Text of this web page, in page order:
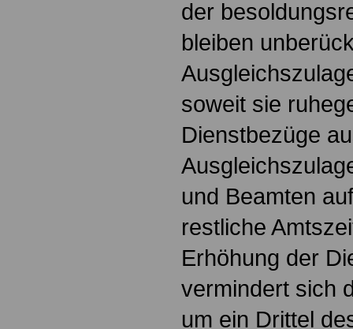
der
bleiben
soweit sie
Dienstbezüge
und Beamten
restliche
Erhöhung der
vermindert sich
um ein Drittel